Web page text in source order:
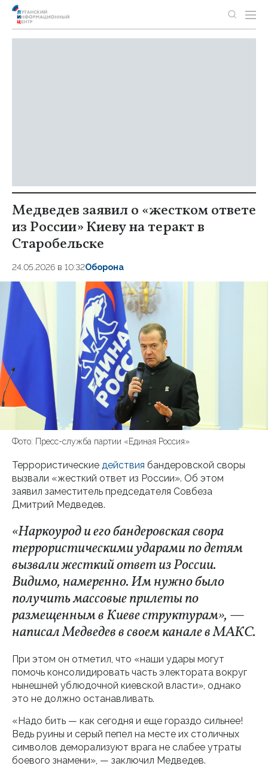
Медведев заявил о «жестком ответе
из России» Киеву на теракт в
Старобельске
24.05.2026 в 10:32Оборона
Фото: Пресс-служба партии «Единая Россия»
Террористические действия бандеровской своры
вызвали «жесткий ответ из России». Об этом
заявил заместитель председателя Совбеза
Дмитрий Медведев.
«Наркоурод и его бандеровская свора
террористическими ударами по детям
вызвали жесткий ответ из России.
Видимо, намеренно. Им нужно было
получить массовые прилеты по
размещенным в Киеве структурам», —
написал Медведев в своем канале в МАКС.
При этом он отметил, что «наши удары могут
помочь консолидировать часть электората вокруг
нынешней ублюдочной киевской власти», однако
это не должно останавливать.
«Надо бить — как сегодня и еще гораздо сильнее!
Ведь руины и серый пепел на месте их столичных
символов деморализуют врага не слабее утраты
боевого знамени», — заключил Медведев.